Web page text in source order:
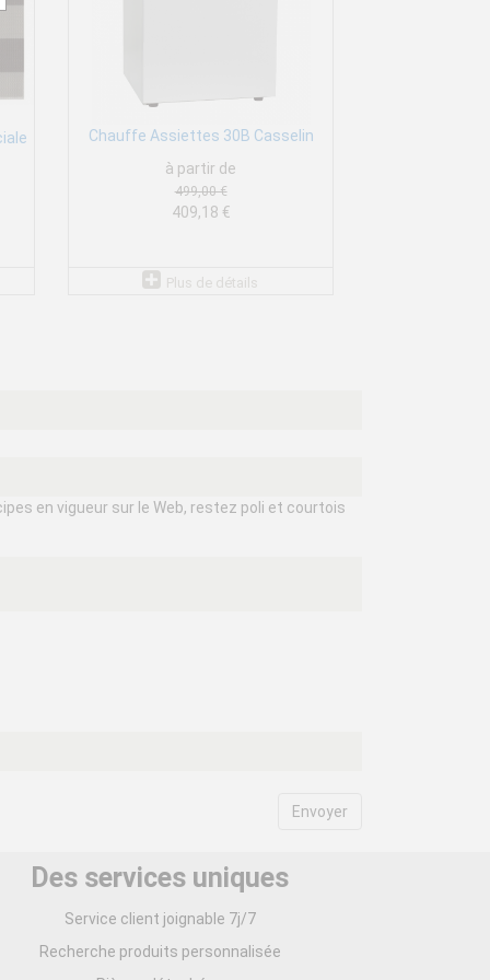
Chauffe Assiettes 30B Casselin
à partir de
499,00 €
409,18 €
Plus de détails
en vigueur sur le Web, restez poli et courtois
Des services uniques
Service client joignable 7j/7
Recherche produits personnalisée